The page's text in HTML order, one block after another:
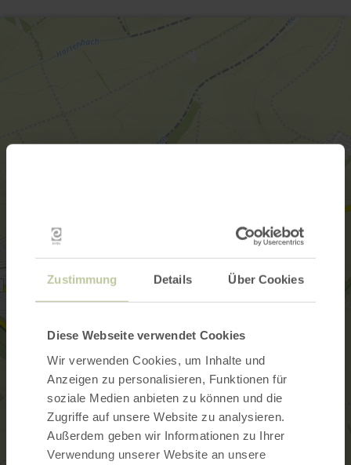
Zustimmung Details Über Cookies
Diese Webseite verwendet Cookies
Wir verwenden Cookies, um Inhalte und
Anzeigen zu personalisieren, Funktionen für
soziale Medien anbieten zu können und die
Zugriffe auf unsere Website zu analysieren.
Außerdem geben wir Informationen zu Ihrer
Verwendung unserer Website an unsere